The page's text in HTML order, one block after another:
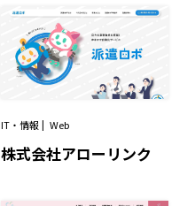
IT・情報 Web
株式会社アローリンク